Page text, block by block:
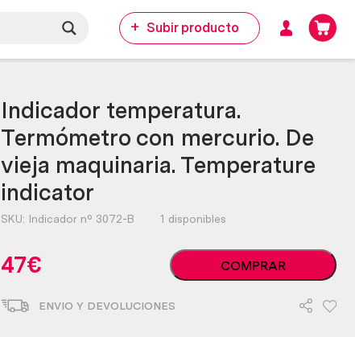
Subir producto
Indicador temperatura.
Termómetro con mercurio. De
vieja maquinaria. Temperature
indicator
SKU: Indicador nº 3072-B 1 disponibles
47€
Indicador
temperatura.
con
COMPRAR
ENVIO Y DEVOLUCIONES